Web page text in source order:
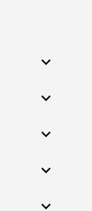
expand_more
expand_more
expand_more
expand_more
expand_more